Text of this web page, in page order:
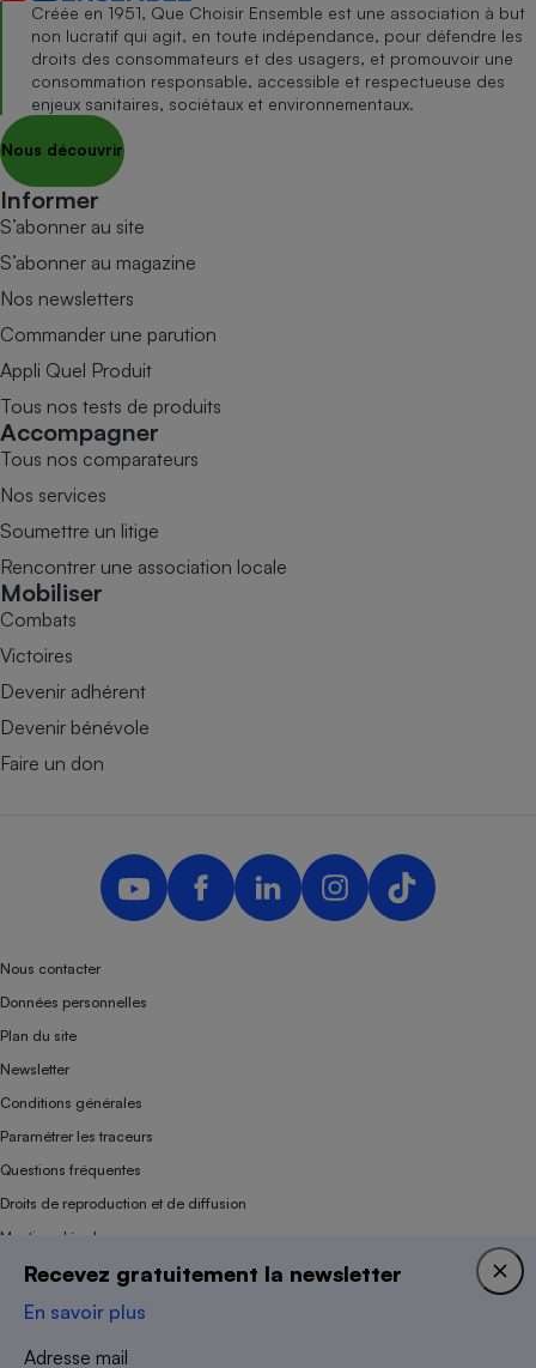
Recevez gratuitement la newsletter
En savoir plus
Adresse mail
Créée en 1951, Que Choisir Ensemble est une association à but
non lucratif qui agit, en toute indépendance, pour défendre les
droits des consommateurs et des usagers, et promouvoir une
consommation responsable, accessible et respectueuse des
enjeux sanitaires, sociétaux et environnementaux.
Nous découvrir
Informer
S’abonner au site
S’abonner au magazine
Nos newsletters
Commander une parution
Appli Quel Produit
Tous nos tests de produits
Accompagner
Tous nos comparateurs
Nos services
Soumettre un litige
Rencontrer une association locale
Mobiliser
Combats
Victoires
Devenir adhérent
Devenir bénévole
Faire un don
Nous contacter
Données personnelles
Plan du site
Newsletter
Conditions générales
Paramétrer les traceurs
Questions fréquentes
Droits de reproduction et de diffusion
Mentions légales
Panel
Association indépendante de l’État, des syndicats, des producteurs et des